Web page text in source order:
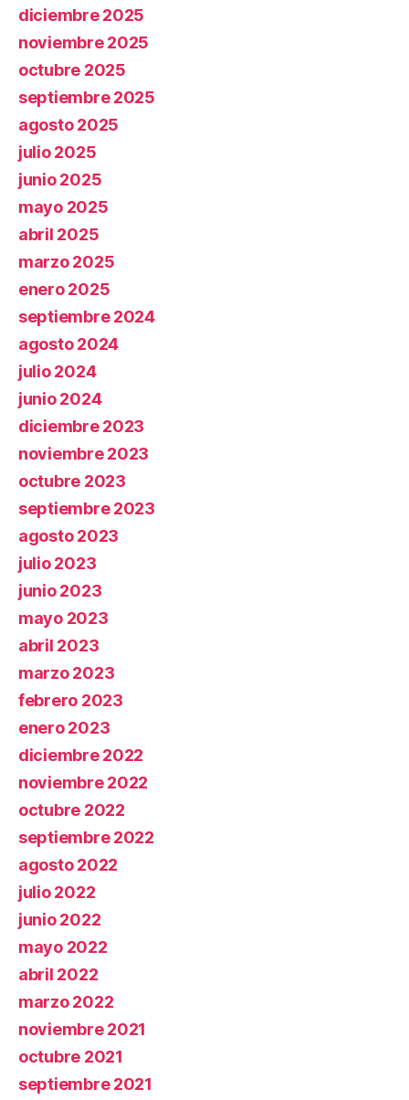
diciembre 2025
noviembre 2025
octubre 2025
septiembre 2025
agosto 2025
julio 2025
junio 2025
mayo 2025
abril 2025
marzo 2025
enero 2025
septiembre 2024
agosto 2024
julio 2024
junio 2024
diciembre 2023
noviembre 2023
octubre 2023
septiembre 2023
agosto 2023
julio 2023
junio 2023
mayo 2023
abril 2023
marzo 2023
febrero 2023
enero 2023
diciembre 2022
noviembre 2022
octubre 2022
septiembre 2022
agosto 2022
julio 2022
junio 2022
mayo 2022
abril 2022
marzo 2022
noviembre 2021
octubre 2021
septiembre 2021